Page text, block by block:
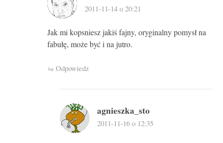
2011-11-14 o 20:21
Jak mi kopsniesz jakiś fajny, oryginalny pomysł na
fabułę, może być i na jutro.
Odpowiedz
agnieszka_sto
2011-11-16 o 12:35